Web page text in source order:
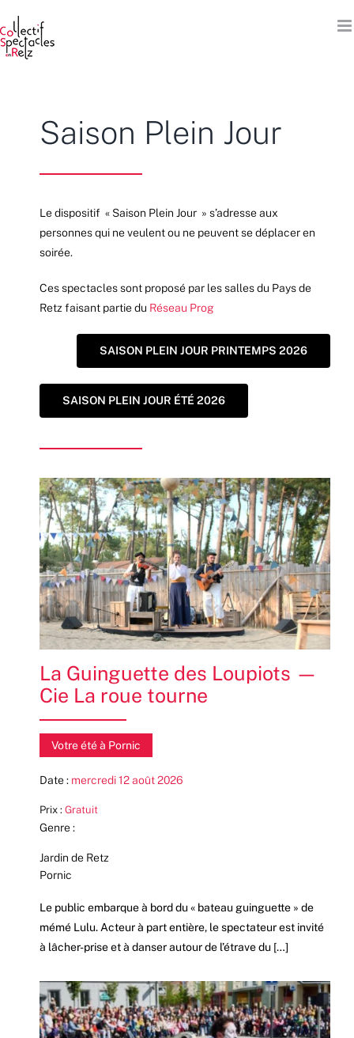
au
contenu
Saison Plein Jour
Le dispositif « Saison Plein Jour » s’adresse aux
personnes qui ne veulent ou ne peuvent se déplacer en
soirée.
Ces spectacles sont proposé par les salles du Pays de
Retz faisant partie du Réseau Prog
SAISON PLEIN JOUR PRINTEMPS 2026
SAISON PLEIN JOUR ÉTÉ 2026
La Guinguette des Loupiots —
Cie La roue tourne
Votre été à Pornic
Date : mercredi 12 août 2026
Prix : Gratuit
Genre :
Jardin de Retz
Pornic
Le public embarque à bord du « bateau guinguette » de
mémé Lulu. Acteur à part entière, le spectateur est invité
à lâcher-prise et à danser autour de l’étrave du […]